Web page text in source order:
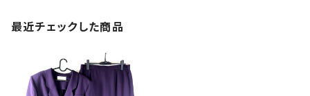
最近チェックした商品